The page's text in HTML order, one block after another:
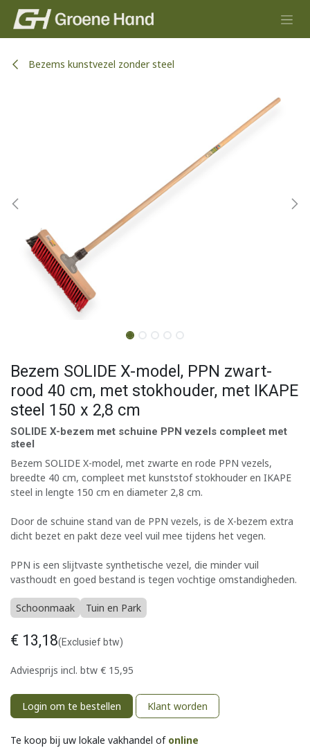
Overslaan naar inhoud
Bezems kunstvezel zonder steel
Bezem SOLIDE X-model, PPN zwart-
rood 40 cm, met stokhouder, met IKAPE
steel 150 x 2,8 cm
SOLIDE X-bezem met schuine PPN vezels compleet met
steel
Bezem SOLIDE X-model, met zwarte en rode PPN vezels,
breedte 40 cm, compleet met kunststof stokhouder en IKAPE
steel in lengte 150 cm en diameter 2,8 cm.
Door de schuine stand van de PPN vezels, is de X-bezem extra
dicht bezet en pakt deze veel vuil mee tijdens het vegen.
PPN is een slijtvaste synthetische vezel, die minder vuil
vasthoudt en goed bestand is tegen vochtige omstandigheden.
Schoonmaak Tuin en Park
€ 13,18(Exclusief btw)
Adviesprijs incl. btw € 15,95
Login om te bestellen Klant worden
Te koop bij uw lokale vakhandel of online